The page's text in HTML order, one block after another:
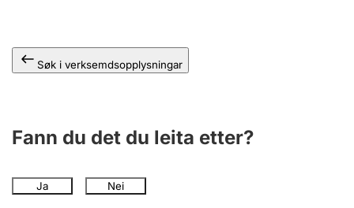
Søk i verksemdsopplysningar
Fann du det du leita etter?
Ja Nei